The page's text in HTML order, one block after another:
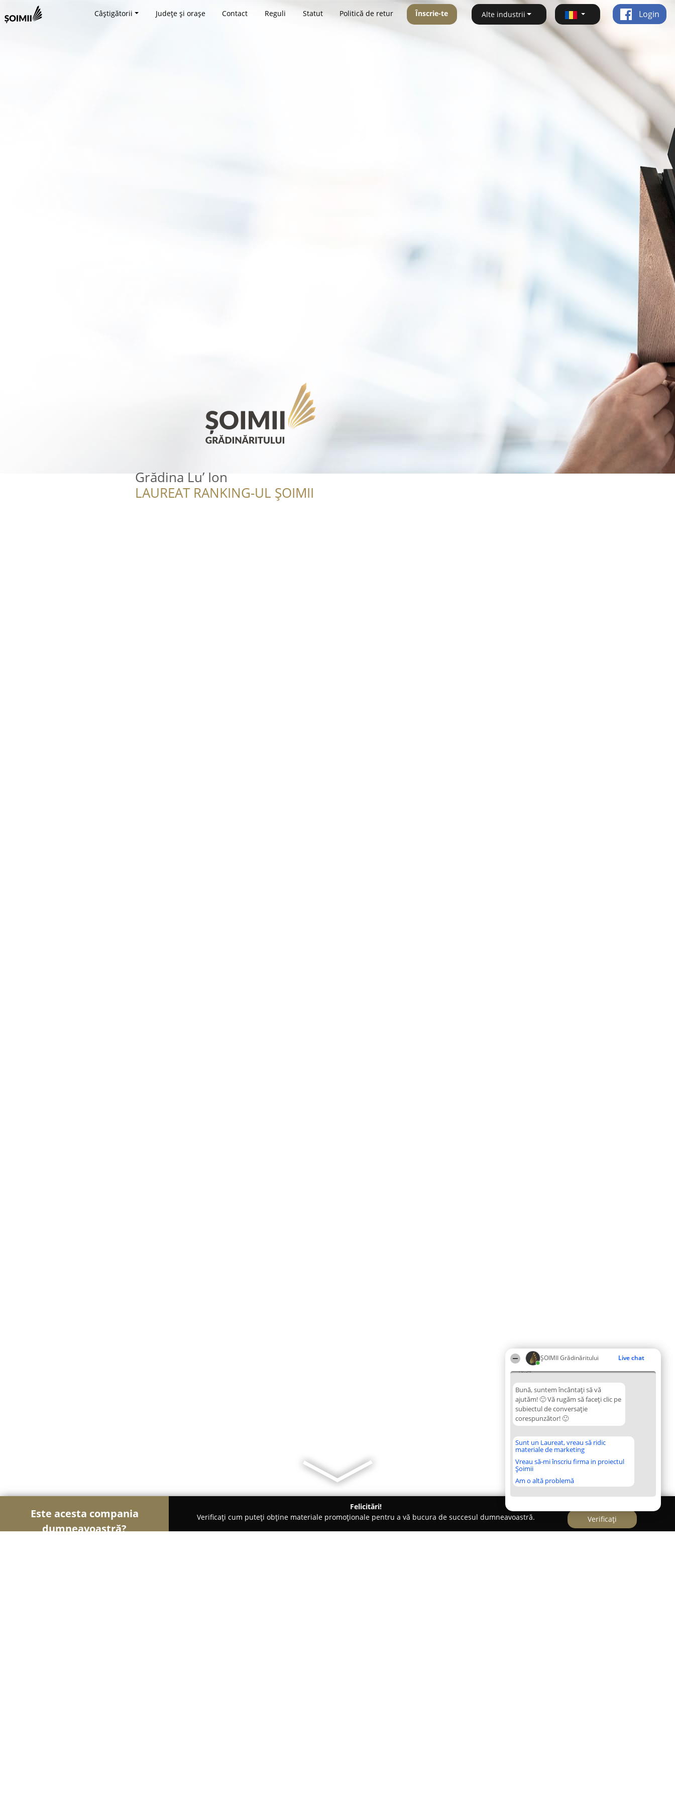
ȘOIMII Grădinăritului Live chat
10:34
Bună, suntem încântați să vă
ajutăm! 🙂 Vă rugăm să faceți clic pe
subiectul de conversație
corespunzător! 🙂
Sunt un Laureat, vreau să ridic
materiale de marketing
Vreau să-mi înscriu firma in proiectul
Șoimii
Am o altă problemă
Câștigătorii Județe și orașe Contact Reguli Statut Politică de retur Înscrie-te Alte industrii Login
Grădina Lu’ Ion
LAUREAT RANKING-UL ȘOIMII
Este acesta compania
dumneavoastră?
Felicitări!
Verificați cum puteți obține materiale promoționale pentru a vă bucura de succesul dumneavoastră.
Verificați